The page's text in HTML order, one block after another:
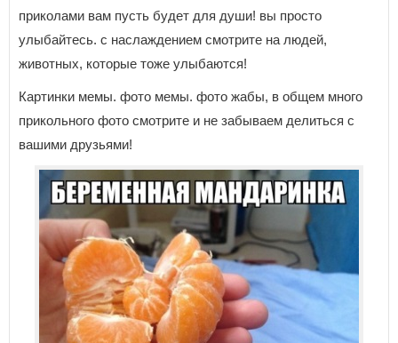
приколами вам пусть будет для души! вы просто
улыбайтесь. с наслаждением смотрите на людей,
животных, которые тоже улыбаются!
Картинки мемы. фото мемы. фото жабы, в общем много
прикольного фото смотрите и не забываем делиться с
вашими друзьями!